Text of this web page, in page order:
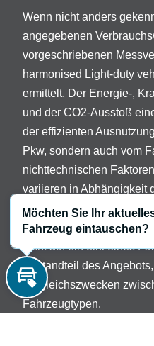
Wenn nicht anders
angegebenen
vorgeschriebenen
harmonised Light-duty
ermittelt. Der Energie-,
und der CO2-Ausstoß
der effizienten
Pkw, sondern auch vom
nichttechnischen
variieren in Abhängigkeit
Sonderausstattungen.
Verbrauchsangaben: Die
nicht auf ein einzelnes
Bestandteil des
Vergleichszwecken
Fahrzeugtypen.
Inzahlungnahme
Möchten Sie Ihr
Fahrzeug eintauschen?